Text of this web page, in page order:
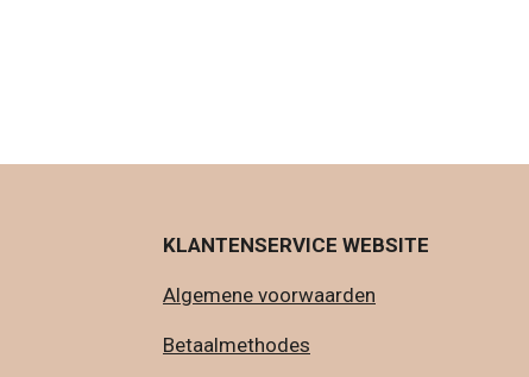
KLANTENSERVICE WEBSITE
Algemene voorwaarden
Betaalmethodes